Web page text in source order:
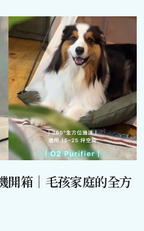
箱｜毛孩家庭的全方